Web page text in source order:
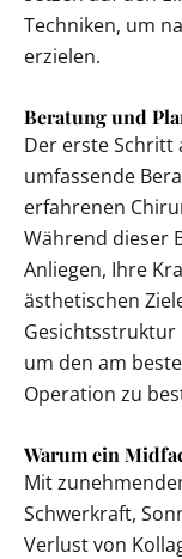
Techniken, um
erzielen.
Beratung und
Der erste Schritt
umfassende
erfahrenen
Während dieser
Anliegen, Ihre
ästhetischen
um den am
Operation zu
Warum ein
Mit
Schwerkraft,
Verlust von